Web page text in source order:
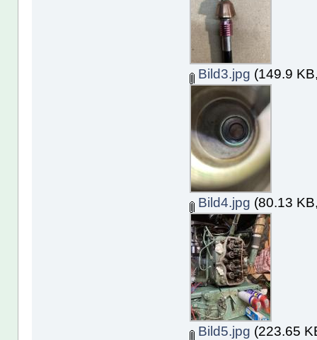
Bild3.jpg (149.9
Bild4.jpg (80.13
Bild5.jpg (223.65